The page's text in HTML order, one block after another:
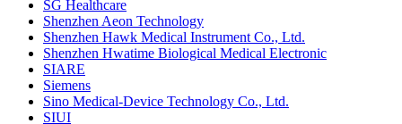
SG Healthcare
Shenzhen Aeon Technology
Shenzhen Hawk Medical Instrument Co., Ltd.
Shenzhen Hwatime Biological Medical Electronic
SIARE
Siemens
Sino Medical-Device Technology Co., Ltd.
SIUI